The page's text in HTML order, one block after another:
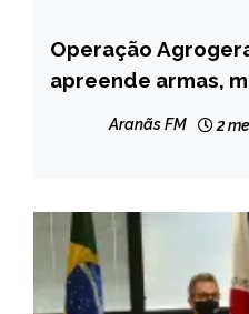
MINAS
GERAIS
NOTÍCIAS
Operação
apreende armas,
Aranãs FM 2